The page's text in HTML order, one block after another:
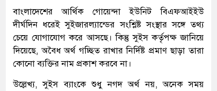
বাংলাদেশের আর্থিক গোয়েন্দা ইউনিট বিএফআইইউ
দীর্ঘদিন ধরেই সুইজারল্যান্ডের সংশ্লিষ্ট সংস্থার সঙ্গে তথ্য
চেয়ে যোগাযোগ করে আসছে। কিন্তু সুইস কর্তৃপক্ষ জানিয়ে
দিয়েছে, অবৈধ অর্থ গচ্ছিত রাখার নির্দিষ্ট প্রমাণ ছাড়া তারা
কোনো ব্যক্তির নাম প্রকাশ করবে না।
উল্লেখ্য, সুইস ব্যাংকে শুধু নগদ অর্থ নয়, অনেক সময়